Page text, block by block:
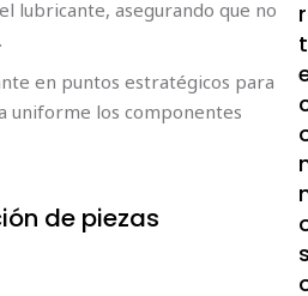
lubricante, asegurando que no
en puntos estratégicos para
uniforme los componentes
de piezas
r
t